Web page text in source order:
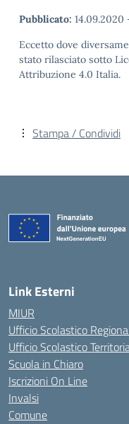
Pubblicato: 14.09.2020
Eccetto dove
stato rilasciato sotto
Attribuzione 4.0 Italia.
Stampa / Condividi
Link Esterni
MIUR
Ufficio Scolastico
Ufficio Scolastico
Scuola in Chiaro
Iscrizioni On Line
Invalsi
Comune